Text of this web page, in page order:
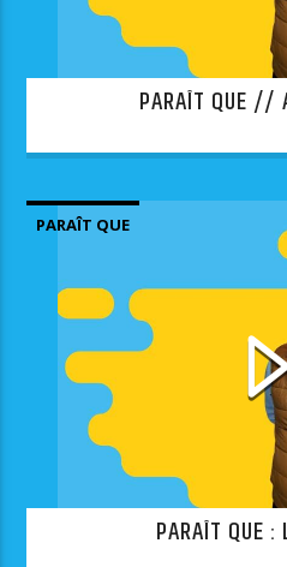
PARAÎT QUE //
PARAÎT QUE
PARAÎT QUE :